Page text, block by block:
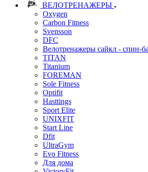
ВЕЛОТРЕНАЖЕРЫ
Oxygen
Carbon Fitness
Svensson
DFC
Велотренажеры сайкл - спин-
TITAN
Titanium
FOREMAN
Sole Fitness
Optifit
Hasttings
Sport Elite
UNIXFIT
Start Line
Dfit
UltraGym
Evo Fitness
Для дома